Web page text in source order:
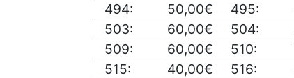
494:
50,00€ 495:
503:
60,00€ 504:
509:
60,00€ 510:
515:
40,00€ 516: